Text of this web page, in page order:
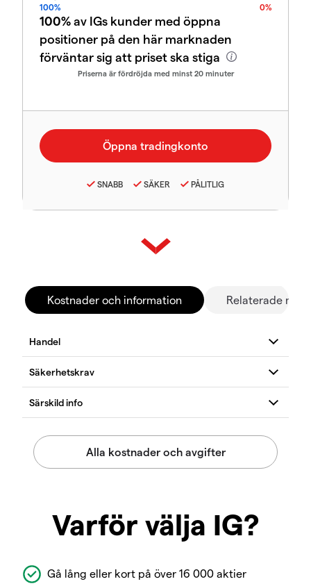
100%
0%
100%av IGs kunder med öppna
positioner på den här marknaden
förväntar sig att priset ska stiga
Priserna är fördröjda med minst 20 minuter
SNABB SÄKER PÅLITLIG
Kostnader och information Relaterade
Varför välja IG?
Gå lång eller kort på över 16 000 aktier